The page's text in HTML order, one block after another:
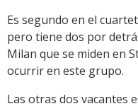
Es segundo en el
pero tiene dos por
Milan que se miden en
ocurrir en este grupo.
Las otras dos vacantes